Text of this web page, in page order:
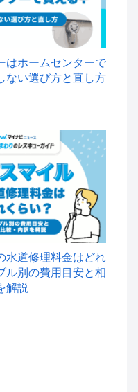
はホームセンターで
ない選び方と直し方
水道修理料金はどれ
ル別の費用目安と相
解説